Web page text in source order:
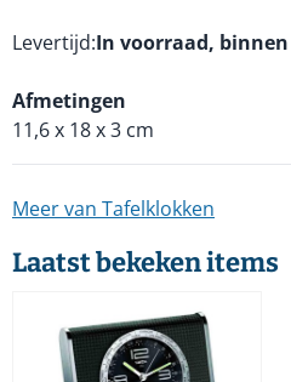
Levertijd In voorraad,
Afmetingen
11,6 x 18 x 3 cm
Meer van Tafelklokken
Laatst bekeken items